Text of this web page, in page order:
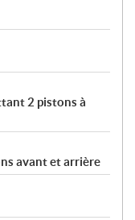
2 pistons à
avant et arrière